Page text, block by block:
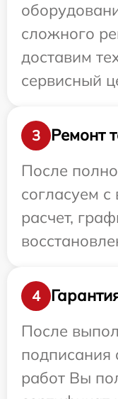
сложного
доставим
сервисный
3
Ремонт
После
согласуем
расчет,
4
После
подписания
работ Вы